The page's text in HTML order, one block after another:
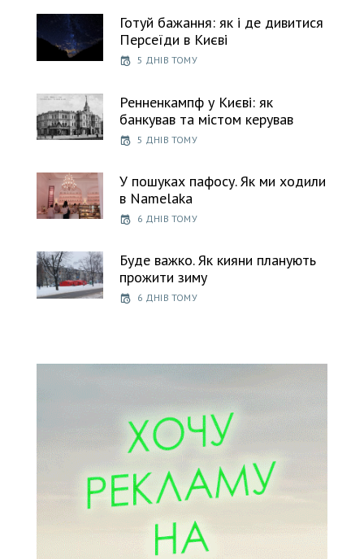
Готуй бажання: як і де дивитися
Персеїди в Києві
5 ДНІВ ТОМУ
Ренненкампф у Києві: як
банкував та містом керував
5 ДНІВ ТОМУ
У пошуках пафосу. Як ми ходили
в Namelaka
6 ДНІВ ТОМУ
Буде важко. Як кияни планують
прожити зиму
6 ДНІВ ТОМУ